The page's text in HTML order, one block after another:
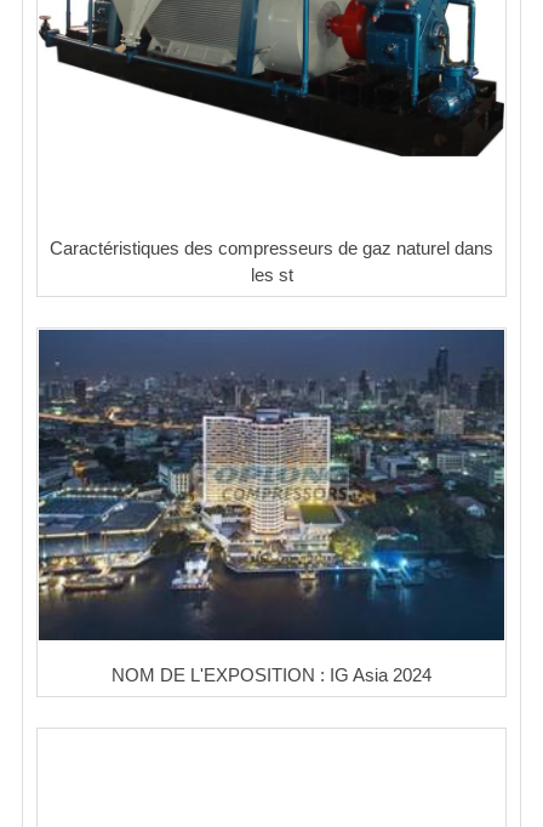
Caractéristiques des compresseurs de gaz naturel dans
les st
NOM DE L'EXPOSITION : IG Asia 2024